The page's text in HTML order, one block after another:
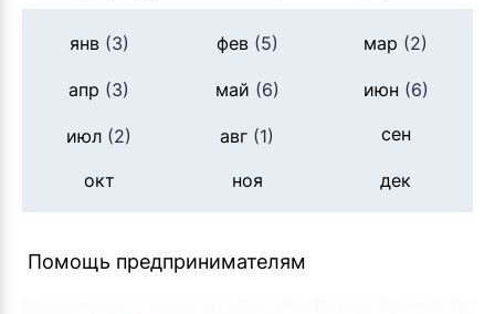
янв(3) фев(5) мар (2)
апр (3) май (6) июн (6)
июл (2) авг (1) сен
окт ноя дек
Помощь предпринимателям